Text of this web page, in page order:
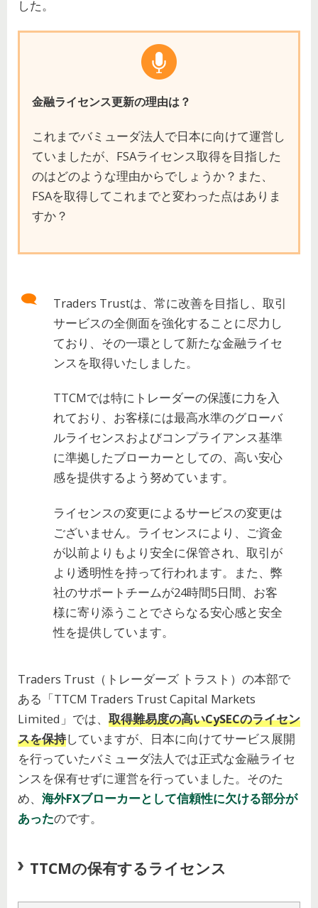
した。
金融ライセンス更新の理由は？
これまでバミューダ法人で日本に向けて運営し
ていましたが、FSAライセンス取得を目指した
のはどのような理由からでしょうか？また、
FSAを取得してこれまでと変わった点はありま
すか？
Traders Trustは、常に改善を目指し、取引
サービスの全側面を強化することに尽力し
ており、その一環として新たな金融ライセ
ンスを取得いたしました。
TTCMでは特にトレーダーの保護に力を入
れており、お客様には最高水準のグローバ
ルライセンスおよびコンプライアンス基準
に準拠したブローカーとしての、高い安心
感を提供するよう努めています。
ライセンスの変更によるサービスの変更は
ございません。ライセンスにより、ご資金
が以前よりもより安全に保管され、取引が
より透明性を持って行われます。また、弊
社のサポートチームが24時間5日間、お客
様に寄り添うことでさらなる安心感と安全
性を提供しています。
Traders Trust（トレーダーズ トラスト）の本部で
ある「TTCM Traders Trust Capital Markets
Limited」では、 取得難易度の高いCySECのライセン
スを保持していますが、日本に向けてサービス展開
を行っていたバミューダ法人では正式な金融ライセ
ンスを保有せずに運営を行っていました。そのた
め、 海外FXブローカーとして信頼性に欠ける部分が
あったのです。
TTCMの保有するライセンス